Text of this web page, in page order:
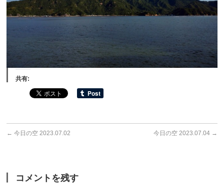
共有:
← 今日の空 2023.07.02 今日の空 2023.07.04 →
コメントを残す